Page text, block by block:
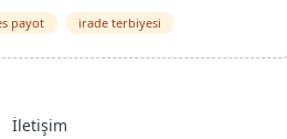
eserdir. İnsanlığa faydalı olacak
ile değil, temkinli ve sakin bir
Bir insan çok iyi e...
payot i̇rade terbiyesi
İletişim